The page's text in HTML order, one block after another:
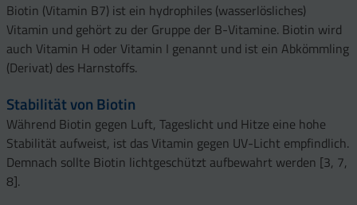
Biotin (Vitamin B7) ist ein hydrophiles (wasserlösliches)
Vitamin und gehört zu der Gruppe der B-Vitamine. Biotin wird
auch Vitamin H oder Vitamin I genannt und ist ein Abkömmling
(Derivat) des Harnstoffs.
Stabilität von Biotin
Während Biotin gegen Luft, Tageslicht und Hitze eine hohe
Stabilität aufweist, ist das Vitamin gegen UV-Licht empfindlich.
Demnach sollte Biotin lichtgeschützt aufbewahrt werden [3, 7,
8].